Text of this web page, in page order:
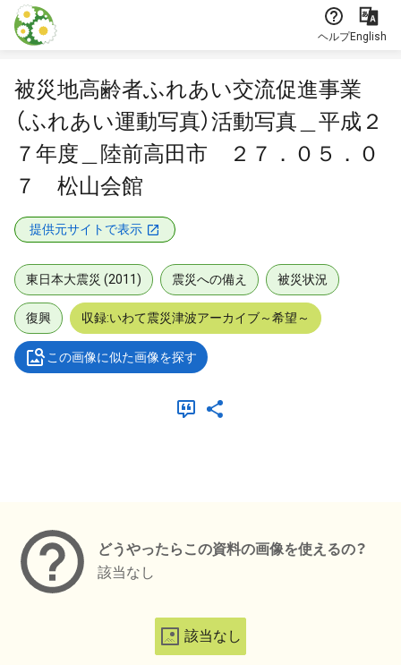
本文に飛ぶ
ヘルプEnglish
被災地高齢者ふれあい交流促進事業
（ふれあい運動写真）活動写真＿平成２
７年度＿陸前高田市 ２７．０５．０
７ 松山会館
提供元サイトで表示
東日本大震災 (2011) 震災への備え 被災状況
復興 収録:いわて震災津波アーカイブ～希望～
この画像に似た画像を探す
どうやったらこの資料の画像を使えるの？
該当なし
該当なし